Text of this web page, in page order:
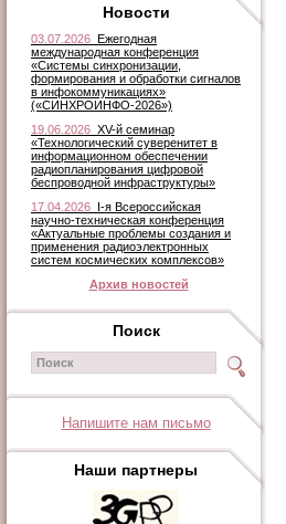
Новости
03.07.2026 Ежегодная
международная конференция
«Системы синхронизации,
формирования и обработки сигналов
в инфокоммуникациях»
(«СИНХРОИНФО-2026»)
19.06.2026 XV-й семинар
«Технологический суверенитет в
информационном обеспечении
радиопланирования цифровой
беспроводной инфраструктуры»
17.04.2026 I-я Всероссийская
научно-техническая конференция
«Актуальные проблемы создания и
применения радиоэлектронных
систем космических комплексов»
Архив новостей
Поиск
Напишите нам письмо
Наши партнеры